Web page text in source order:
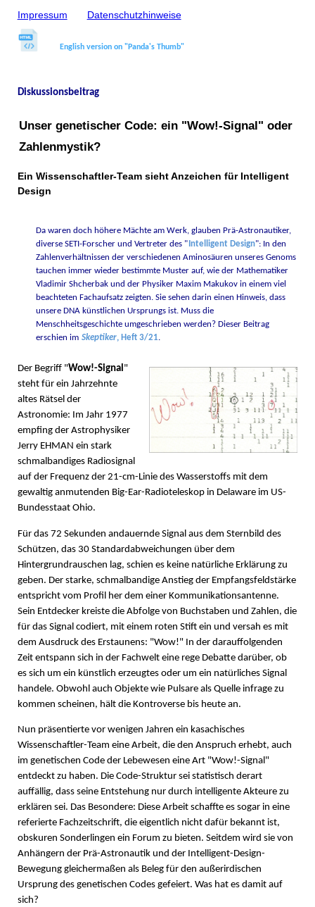
Impressum Datenschutzhinweise
English version on "Panda's Thumb"
Diskussionsbeitrag
Unser genetischer Code: ein "Wow!-Signal" oder
Zahlenmystik?
Ein Wissenschaftler-Team sieht Anzeichen für Intelligent
Design
Da waren doch höhere Mächte am Werk, glauben Prä-Astronautiker,
diverse SETI-Forscher und Vertreter des " Intelligent Design": In den
Zahlenverhältnissen der verschiedenen Aminosäuren unseres Genoms
tauchen immer wieder bestimmte Muster auf, wie der Mathematiker
Vladimir Shcherbak und der Physiker Maxim Makukov in einem viel
beachteten Fachaufsatz zeigten. Sie sehen darin einen Hinweis, dass
unsere DNA künstlichen Ursprungs ist. Muss die
Menschheitsgeschichte umgeschrieben werden? Dieser Beitrag
erschien im Skeptiker, Heft 3/21.
Der Begriff "Wow!-Signal "
steht für ein Jahrzehnte
altes Rätsel der
Astronomie: Im Jahr 1977
empfing der Astrophysiker
Jerry EHMAN ein stark
schmalbandiges Radiosignal
auf der Frequenz der 21-cm-Linie des Wasserstoffs mit dem
gewaltig anmutenden Big-Ear-Radioteleskop in Delaware im US-
Bundesstaat Ohio.
Für das 72 Sekunden andauernde Signal aus dem Sternbild des
Schützen, das 30 Standardabweichungen über dem
Hintergrundrauschen lag, schien es keine natürliche Erklärung zu
geben. Der starke, schmalbandige Anstieg der Empfangsfeldstärke
entspricht vom Profil her dem einer Kommunikationsantenne.
Sein Entdecker kreiste die Abfolge von Buchstaben und Zahlen, die
für das Signal codiert, mit einem roten Stift ein und versah es mit
dem Ausdruck des Erstaunens: "Wow!" In der darauffolgenden
Zeit entspann sich in der Fachwelt eine rege Debatte darüber, ob
es sich um ein künstlich erzeugtes oder um ein natürliches Signal
handele. Obwohl auch Objekte wie Pulsare als Quelle infrage zu
kommen scheinen, hält die Kontroverse bis heute an.
Nun präsentierte vor wenigen Jahren ein kasachisches
Wissenschaftler-Team eine Arbeit, die den Anspruch erhebt, auch
im genetischen Code der Lebewesen eine Art "Wow!-Signal"
entdeckt zu haben. Die Code-Struktur sei statistisch derart
auffällig, dass seine Entstehung nur durch intelligente Akteure zu
erklären sei. Das Besondere: Diese Arbeit schaffte es sogar in eine
referierte Fachzeitschrift, die eigentlich nicht dafür bekannt ist,
obskuren Sonderlingen ein Forum zu bieten. Seitdem wird sie von
Anhängern der Prä-Astronautik und der Intelligent-Design-
Bewegung gleichermaßen als Beleg für den außerirdischen
Ursprung des genetischen Codes gefeiert. Was hat es damit auf
sich?